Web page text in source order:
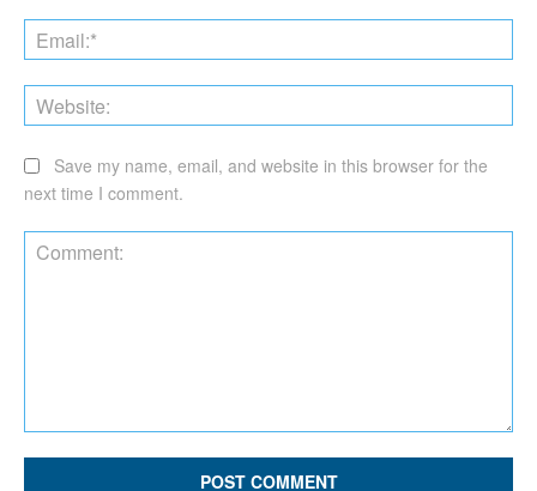
Save my name, email, and website in this browser for the
next time I comment.